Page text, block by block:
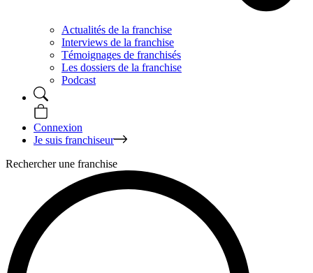
Actualités de la franchise
Interviews de la franchise
Témoignages de franchisés
Les dossiers de la franchise
Podcast
Connexion
Je suis franchiseur
Rechercher une franchise